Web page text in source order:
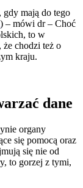
gdy mają do tego
) – mówi dr – Choć
to w
że chodzi też o
kraju.
dane
organy
się pomocą oraz
się nie od
to gorzej z tymi,